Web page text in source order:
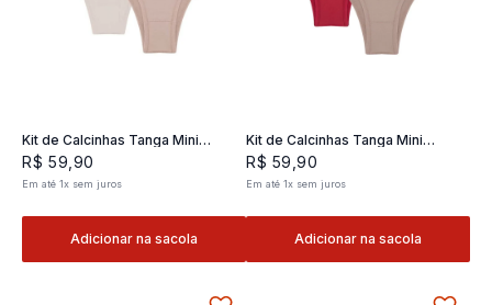
Kit de Calcinhas Tanga Mini
Classic 02- 2 und
R$ 59 90
Em até1x sem juros
Adicionar na sacola
Kit de Calcinhas Tanga Mini
Classic 02- 2 und
R$ 59 ,90
Em até 1x sem juros
Adicionar na sacola